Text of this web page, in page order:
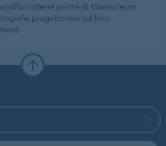
materie prime di Marmoleum
progetto tesi sul lino